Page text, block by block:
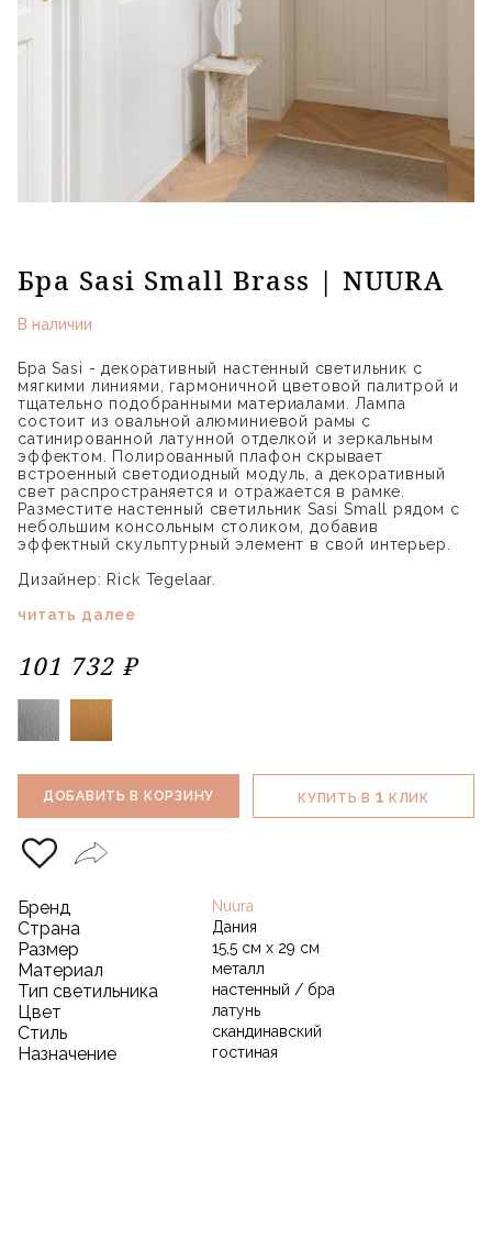
Бра Sasi Small Brass | NUURA
В наличии
Бра Sasi - декоративный настенный светильник с
мягкими линиями, гармоничной цветовой палитрой и
тщательно подобранными материалами. Лампа
состоит из овальной алюминиевой рамы с
сатинированной латунной отделкой и зеркальным
эффектом. Полированный плафон скрывает
встроенный светодиодный модуль, а декоративный
свет распространяется и отражается в рамке.
Разместите настенный светильник Sasi Small рядом с
небольшим консольным столиком, добавив
эффектный скульптурный элемент в свой интерьер.
Дизайнер: Rick Tegelaar.
читать далее
101 732 ₽
ДОБАВИТЬ В КОРЗИНУ КУПИТЬ В 1 КЛИК
Бренд Nuura
Страна Дания
Размер 15,5 см х 29 см
Материал металл
Тип светильника настенный / бра
Цвет латунь
Стиль скандинавский
Назначение гостиная